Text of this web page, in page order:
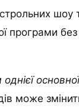
програми без
може